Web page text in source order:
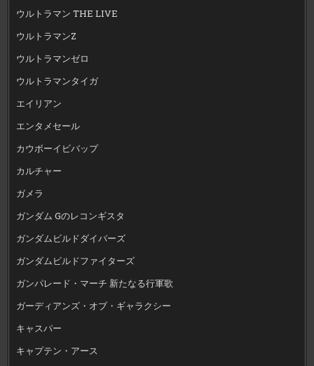
ウルトラマン THE LIVE
ウルトラマンZ
ウルトラマンゼロ
ウルトラマンタイガ
エイリアン
エンタメセール
カウボーイビバップ
カルチャー
ガメラ
ガンダム Gのレコンギスタ
ガンダムビルドダイバーズ
ガンダムビルドファイターズ
ガンパレード・マーチ 新たなる行軍歌
ガーディアンズ・オブ・ギャラクシー
キャスパー
キャプテン・アース